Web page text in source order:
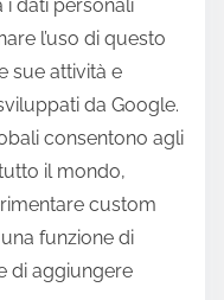
i dati personali
l’uso di questo
sue attività e
da Google.
consentono agli
il mondo,
custom
funzione di
di aggiungere